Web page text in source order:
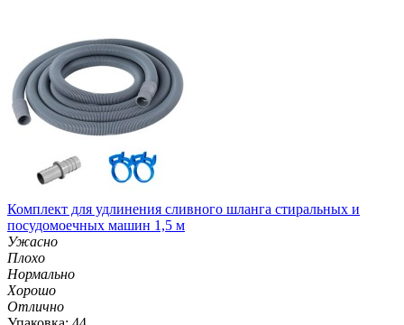
Комплект для удлинения сливного шланга стиральных и
посудомоечных машин 1,5 м
Ужасно
Плохо
Нормально
Хорошо
Отлично